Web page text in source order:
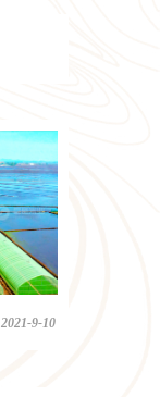
2021-9-10